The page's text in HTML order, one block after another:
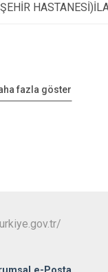
fazla göster